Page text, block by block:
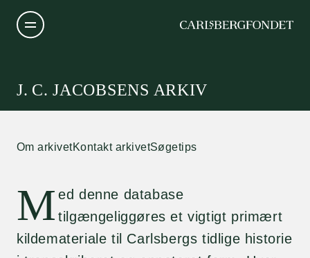
J. C. JACOBSENS ARKIV
Om arkivetKontakt arkivetSøgetips
M ed denne database
tilgængeliggøres et vigtigt primært
kildemateriale til Carlsbergs tidlige historie